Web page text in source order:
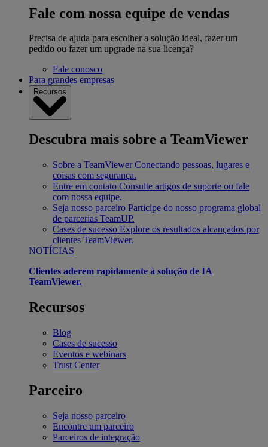
Fale com nossa equipe de vendas
Precisa de ajuda para escolher a solução ideal, fazer um
pedido ou fazer um upgrade na sua licença?
Fale conosco
Para grandes empresas
Recursos
Descubra mais sobre a TeamViewer
Sobre a TeamViewer Conectando pessoas, lugares e
coisas com segurança.
Entre em contato Consulte artigos de suporte ou fale
com nossa equipe.
Seja nosso parceiro Participe do nosso programa global
de parcerias TeamUP.
Cases de sucesso Explore os resultados alcançados por
clientes TeamViewer.
NOTÍCIAS
Clientes aderem rapidamente à solução de IA
TeamViewer.
Recursos
Blog
Cases de sucesso
Eventos e webinars
Trust Center
Parceiro
Seja nosso parceiro
Encontre um parceiro
Parceiros de integração